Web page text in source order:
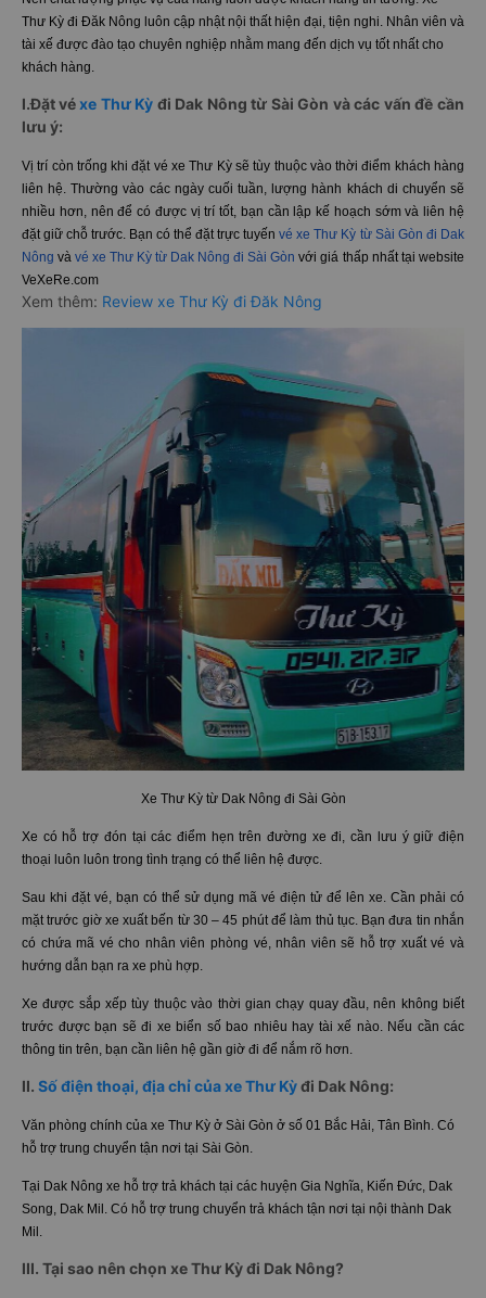
Thư Kỳ đi Đăk Nông luôn cập nhật nội thất hiện đại, tiện nghi. Nhân viên và
tài xế được đào tạo chuyên nghiệp nhằm mang đến dịch vụ tốt nhất cho
khách hàng.
I.Đặt véxe Thư Kỳ đi Dak Nông từ Sài Gòn và các vấn đề cần
lưu ý:
Vị trí còn trống khi đặt vé xe Thư Kỳ sẽ tùy thuộc vào thời điểm khách hàng
liên hệ. Thường vào các ngày cuối tuần, lượng hành khách di chuyển sẽ
nhiều hơn, nên để có được vị trí tốt, bạn cần lập kế hoạch sớm và liên hệ
đặt giữ chỗ trước. Bạn có thể đặt trực tuyến vé xe Thư Kỳ từ Sài Gòn đi Dak
Nông và vé xe Thư Kỳ từ Dak Nông đi Sài Gòn với giá thấp nhất tại website
VeXeRe.com
Xem thêm: Review xe Thư Kỳ đi Đăk Nông
Xe Thư Kỳ từ Dak Nông đi Sài Gòn
Xe có hỗ trợ đón tại các điểm hẹn trên đường xe đi, cần lưu ý giữ điện
thoại luôn luôn trong tình trạng có thể liên hệ được.
Sau khi đặt vé, bạn có thể sử dụng mã vé điện tử để lên xe. Cần phải có
mặt trước giờ xe xuất bến từ 30 – 45 phút để làm thủ tục. Bạn đưa tin nhắn
có chứa mã vé cho nhân viên phòng vé, nhân viên sẽ hỗ trợ xuất vé và
hướng dẫn bạn ra xe phù hợp.
Xe được sắp xếp tùy thuộc vào thời gian chạy quay đầu, nên không biết
trước được bạn sẽ đi xe biển số bao nhiêu hay tài xế nào. Nếu cần các
thông tin trên, bạn cần liên hệ gần giờ đi để nắm rõ hơn.
II. Số điện thoại, địa chỉ của xe Thư Kỳđi Dak Nông:
Văn phòng chính của xe Thư Kỳ ở Sài Gòn ở số 01 Bắc Hải, Tân Bình. Có
hỗ trợ trung chuyển tận nơi tại Sài Gòn.
Tại Dak Nông xe hỗ trợ trả khách tại các huyện Gia Nghĩa, Kiến Đức, Dak
Song, Dak Mil. Có hỗ trợ trung chuyển trả khách tận nơi tại nội thành Dak
Mil.
III. Tại sao nên chọn xe Thư Kỳ đi Dak Nông?